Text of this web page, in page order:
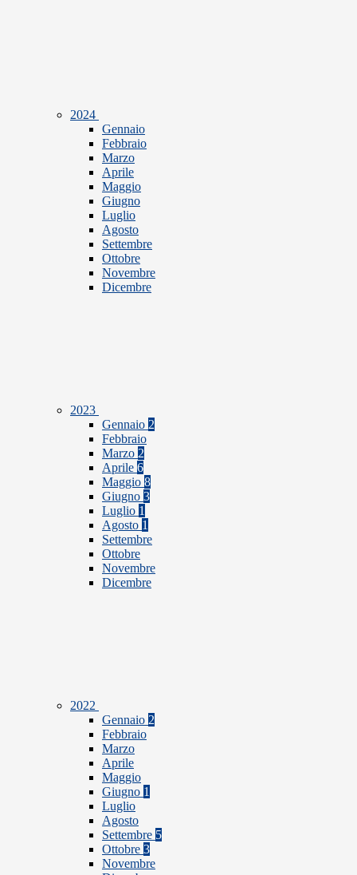
2024
Gennaio
Febbraio
Marzo
Aprile
Maggio
Giugno
Luglio
Agosto
Settembre
Ottobre
Novembre
Dicembre
2023
Gennaio 2
Febbraio
Marzo 2
Aprile 6
Maggio 8
Giugno 3
Luglio 1
Agosto 1
Settembre
Ottobre
Novembre
Dicembre
2022
Gennaio 2
Febbraio
Marzo
Aprile
Maggio
Giugno 1
Luglio
Agosto
Settembre 5
Ottobre 3
Novembre